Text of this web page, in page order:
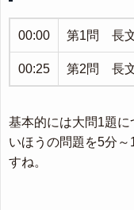
00:00 第1問 長
00:25 第2問 長
基本的には大問1題
いほうの問題を5分
すね。